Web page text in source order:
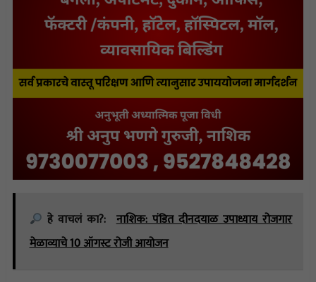
हे वाचलं का?: नाशिक: पंडित दीनदयाळ उपाध्याय रोजगार
मेळाव्याचे 10 ऑगस्ट रोजी आयोजन